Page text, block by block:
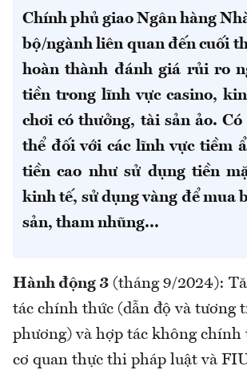
Chính phủ giao Ngân hàng
bộ/ngành liên quan đến cuối
hoàn thành đánh giá rủi ro
tiền trong lĩnh vực casino,
chơi có thưởng, tài sản ảo. Có
thể đối với các lĩnh vực tiềm
tiền cao như sử dụng tiền
kinh tế, sử dụng vàng để mua
sản, tham nhũng...
Hành động 3 (tháng 9/2024):
tác chính thức (dẫn độ và tương
phương) và hợp tác không chính
cơ quan thực thi pháp luật và